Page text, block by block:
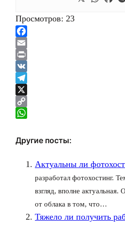
Просмотров: 23
Facebook
Email
Print
VK
Telegram
X
Copy
Другие посты:
Актуальны ли
разработал фотохостинг.
взгляд, вполне актуальная.
от облака в том, что…
Тяжело ли получить